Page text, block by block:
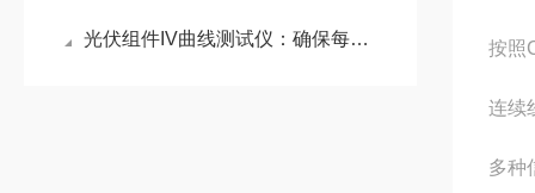
光伏组件IV曲线测试仪：确保每个组件的性能符合标准和规定要求 按照
连续
多种